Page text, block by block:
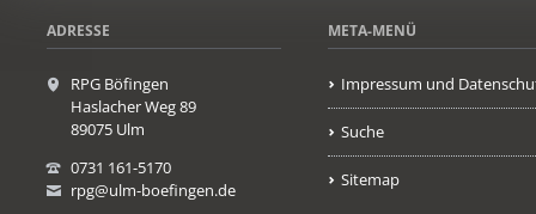
ADRESSE
RPG Böfingen
Haslacher Weg 89
89075 Ulm
0731 161-5170
rpg@ulm-boefingen.de
META-MENÜ
Impressum und
Suche
Sitemap